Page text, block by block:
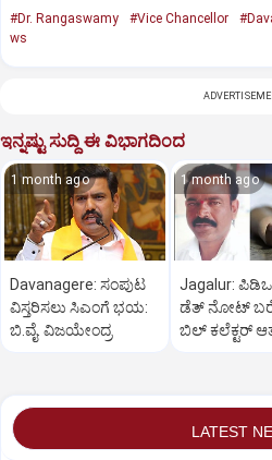
#Dr. Rangaswamy #Vice Chancellor
ws
ಇನ್ನಷ್ಟು ಸುದ್ದಿ ಈ ವಿಭಾಗದಿಂದ
1 month ago
Davanagere: ಸಂಪುಟ
ವಿಸ್ತರಿಸಲು ಸಿಎಂಗೆ ಭಯ:
ಬಿ.ವೈ. ವಿಜಯೇಂದ್ರ
1 month ago
Jagalur: ಪಿಡಿಒ
ಡೆತ್ ನೋಟ್
ಬಿಲ್ ಕಲೆಕ್ಟರ್
LATEST